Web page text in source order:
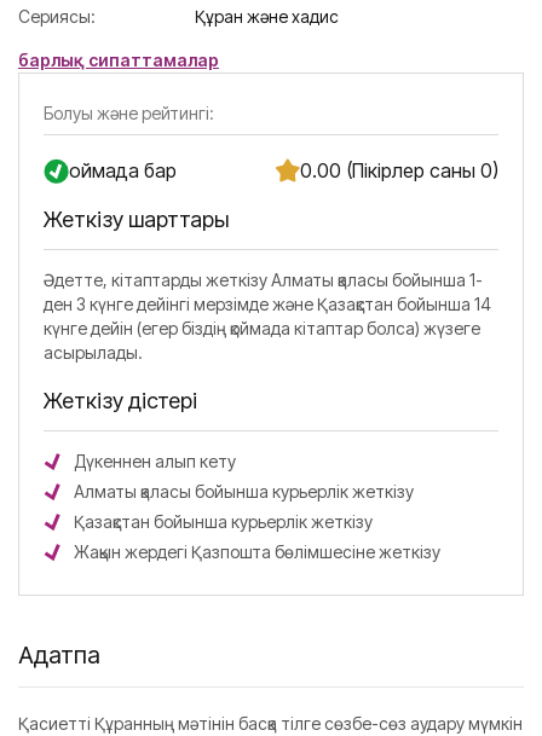
Сериясы:
Құран және хадис
барлық сипаттамалар
Болуы және рейтингі:
Қоймада бар 0.00 (Пікірлер саны 0)
Жеткізу шарттары
Әдетте, кітаптарды жеткізу Алматы қаласы бойынша 1-
ден 3 күнге дейінгі мерзімде және Қазақстан бойынша 14
күнге дейін (егер біздің қоймада кітаптар болса) жүзеге
асырылады.
Жеткізу әдістері
Дүкеннен алып кету
Алматы қаласы бойынша курьерлік жеткізу
Қазақстан бойынша курьерлік жеткізу
Жақын жердегі Қазпошта бөлімшесіне жеткізу
Аңдатпа
Қасиетті Құранның мәтінін басқа тілге сөзбе-сөз аудару мүмкін